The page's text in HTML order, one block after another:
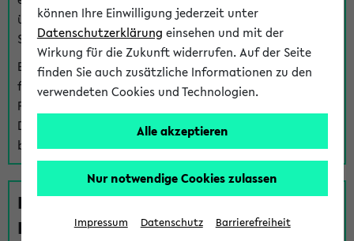
über denFragen-Link bei jeder Veranstaltung. Der BIS
Support kann hier meist keine direkte Hilfe leisten.
Bei Veranstaltungen mit eKVV Teilnahmemanagement
finden Sie eine Auskunft über die Personen, die Ihre
Platzzuteilung im eKVV eingetragen haben, auf der
Detailseite zum Teilnahmemanagement der
betreffenden Veranstaltung.
Fragen zu im eKVV verwalteten
Räumen
können Ihre Einwilligung jederzeit unter
Datenschutzerklärung einsehen und mit der
Wirkung für die Zukunft widerrufen. Auf der Seite
finden Sie auch zusätzliche Informationen zu den
verwendeten Cookies und Technologien.
Alle akzeptieren
Nur notwendige Cookies zulassen
Impressum Datenschutz Barrierefreiheit